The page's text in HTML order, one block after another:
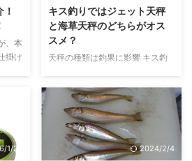
そ
水
条
自
は
あ
ス
が
の
魚を騙す釣り サビキ釣りとは魚
を寄せるエサ(撒き餌)をまき、そ
の中にエサに似せた針(疑似餌)を
漂わせて釣る釣り方になります。
本物の中に偽物を混ぜることで魚
を騙して釣るということになりま
す。 狙える魚は？ アジ 狙える魚
アジ、サバ、イワシなどの青魚が
メイン サビキ釣 ...
、本
掛け
の
わ
紹
り
類
キス釣りではジェット天秤
と海草天秤のどちらがオス
スメ？
天秤の種類は釣果に影響 キス釣
わってくるのかなと私は考えま
す。 初心者ほど影響が出やすい
正直な所、ベテランの人が天秤を
変えてもそこまで釣果は変わらな
いと思います。それは、経験から
底を取れているかの確認を確実に
1/26 2024/2/4